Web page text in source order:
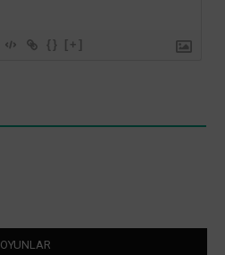
{} [+]
OYUNLAR